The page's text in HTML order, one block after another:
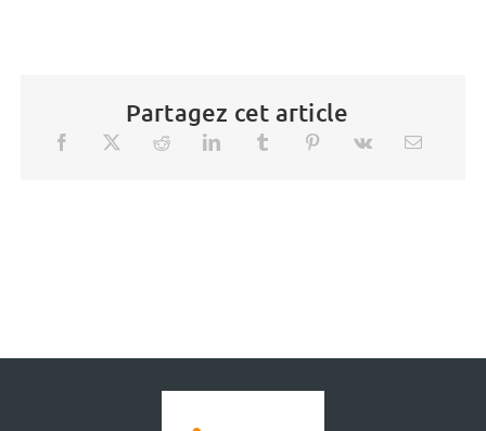
Partagez cet article